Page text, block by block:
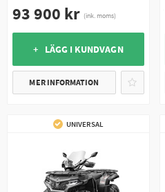
93 900 kr (ink. moms)
+ LÄGG I KUNDVAGN
MER INFORMATION
UNIVERSAL